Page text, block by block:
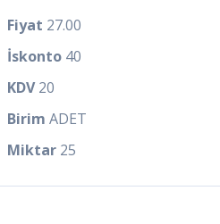
Fiyat 27.00
İskonto 40
KDV20
Birim ADET
Miktar 25